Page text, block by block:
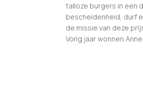
talloze burgers in een
bescheidenheid, durf
de missie van deze
Vorig jaar wonnen